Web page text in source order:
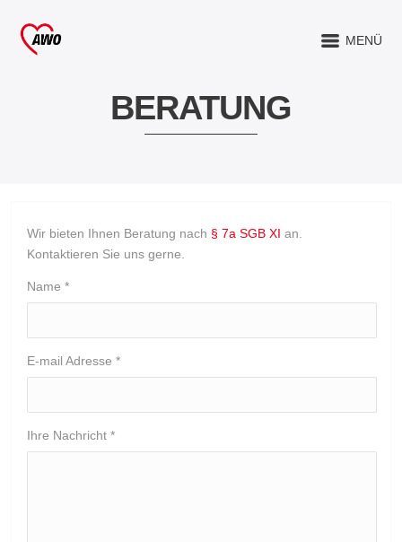
MENÜ
BERATUNG
Wir bieten Ihnen Beratung nach § 7a SGB XI an.
Kontaktieren Sie uns gerne.
Name*
E-mail Adresse*
Ihre Nachricht*